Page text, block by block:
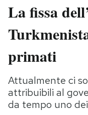
Italia
Politica
Tecnologia
Scienza
La fissa
primati
Attualmente ci
attribuibili al
da tempo uno